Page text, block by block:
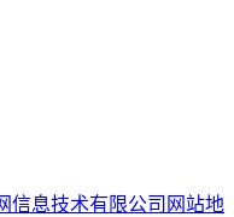
信息技术有限公司 网站地